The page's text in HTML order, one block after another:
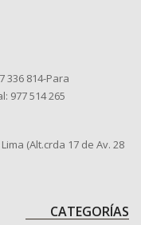
336 814-Para
977 514 265
(Alt.crda 17 de Av. 28
CATEGORÍAS